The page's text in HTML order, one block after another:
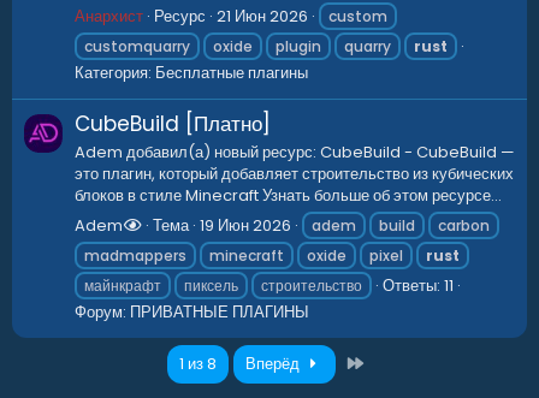
Анархист Ресурс 21 Июн 2026
custom
customquarry
oxide plugin quarry rust
Категория: Бесплатные плагины
CubeBuild [Платно]
Adem добавил(а) новый ресурс: CubeBuild - CubeBuild —
это плагин, который добавляет строительство из кубических
блоков в стиле Minecraft Узнать больше об этом ресурсе...
Adem
Тема 19 Июн 2026 adem build
carbon
madmappers
minecraft oxide pixel
rust
майнкрафт
пиксель строительство
Ответы: 11
Форум: ПРИВАТНЫЕ ПЛАГИНЫ
1 из 8 Вперёд